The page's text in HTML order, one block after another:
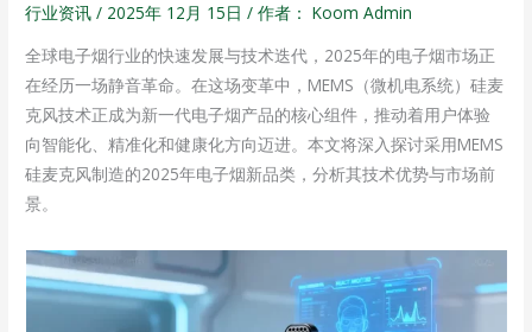
行业资讯 / 2025年 12月 15日/ 作者： Koom Admin
全球电子烟行业的快速发展与技术迭代，2025年的电子烟市场正
在经历一场静音革命。在这场变革中，MEMS（微机电系统）硅麦
克风技术正成为新一代电子烟产品的核心组件，推动着用户体验
向智能化、精准化和健康化方向迈进。本文将深入探讨采用MEMS
硅麦克风制造的2025年电子烟新品类，分析其技术优势与市场前
景。